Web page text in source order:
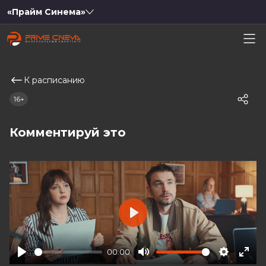
«Прайм Синема»
К расписанию
Комментируй это
16+
00:00
Play